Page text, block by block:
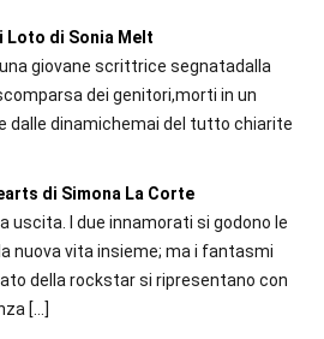
Loto di Sonia Melt
giovane scrittrice segnatadalla
dei genitori,morti in un
dalle dinamichemai del tutto chiarite
di Simona La Corte
uscita. I due innamorati si godono le
nuova vita insieme; ma i fantasmi
della rockstar si ripresentano con
[…]